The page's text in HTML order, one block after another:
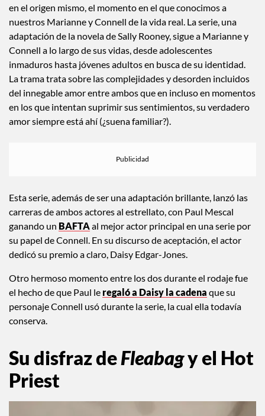
en el origen mismo, el momento en el que conocimos a
nuestros Marianne y Connell de la vida real. La serie, una
adaptación de la novela de Sally Rooney, sigue a Marianne y
Connell a lo largo de sus vidas, desde adolescentes
inmaduros hasta jóvenes adultos en busca de su identidad.
La trama trata sobre las complejidades y desorden incluidos
del innegable amor entre ambos que en incluso en momentos
en los que intentan suprimir sus sentimientos, su verdadero
amor siempre está ahí (¿suena familiar?).
Esta serie, además de ser una adaptación brillante, lanzó las
carreras de ambos actores al estrellato, con Paul Mescal
ganando un BAFTA al mejor actor principal en una serie por
su papel de Connell. En su discurso de aceptación, el actor
dedicó su premio a claro, Daisy Edgar-Jones.
Otro hermoso momento entre los dos durante el rodaje fue
el hecho de que Paul le regaló a Daisy la cadena que su
personaje Connell usó durante la serie, la cual ella todavía
conserva.
Su disfraz deFleabagy el Hot
Priest